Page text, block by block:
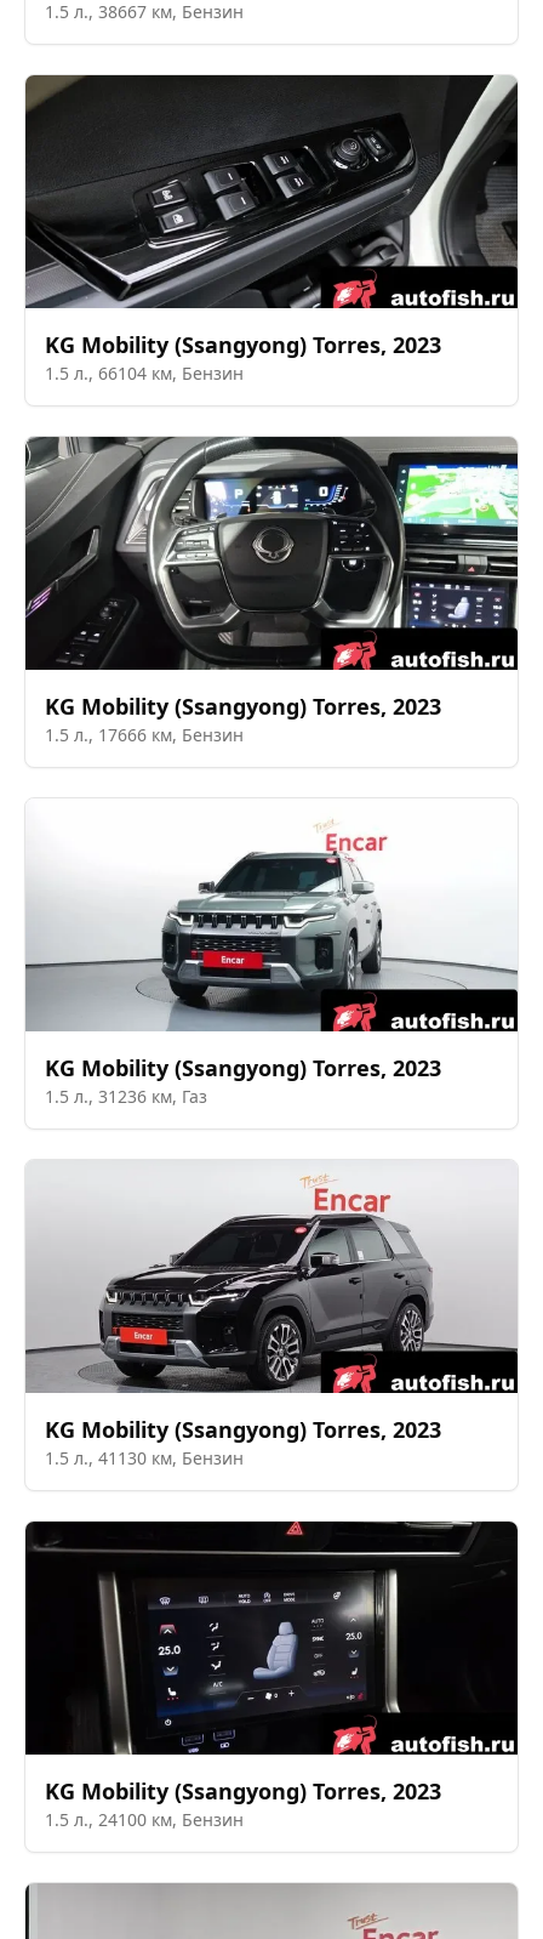
1.5 л., 38667 км, Бензин
KG Mobility (Ssangyong) Torres, 2023
1.5 л., 66104 км, Бензин
KG Mobility (Ssangyong) Torres, 2023
1.5 л., 17666 км, Бензин
KG Mobility (Ssangyong) Torres, 2023
1.5 л., 31236 км, Газ
KG Mobility (Ssangyong) Torres, 2023
1.5 л., 41130 км, Бензин
KG Mobility (Ssangyong) Torres, 2023
1.5 л., 24100 км, Бензин